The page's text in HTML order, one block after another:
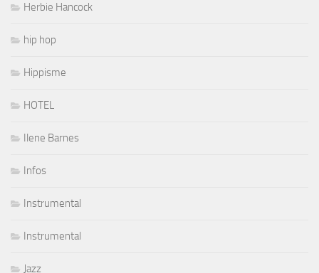
Herbie Hancock
hip hop
Hippisme
HOTEL
Ilene Barnes
Infos
Instrumental
Instrumental
Jazz